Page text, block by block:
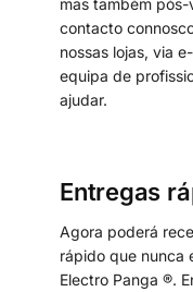
mas também
contacto
nossas lojas, via
equipa de
ajudar.
Entregas
Agora poderá
rápido que nunca
Electro Panga ®.